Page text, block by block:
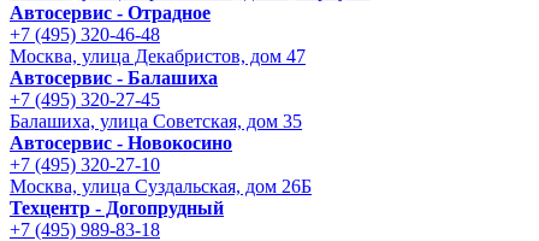
Автосервис - Отрадное
+7 (495) 320-46-48
Москва, улица Декабристов, дом 47
Автосервис - Балашиха
+7 (495) 320-27-45
Балашиха, улица Советская, дом 35
Автосервис - Новокосино
+7 (495) 320-27-10
Москва, улица Суздальская, дом 26Б
Техцентр - Догопрудный
+7 (495) 989-83-18